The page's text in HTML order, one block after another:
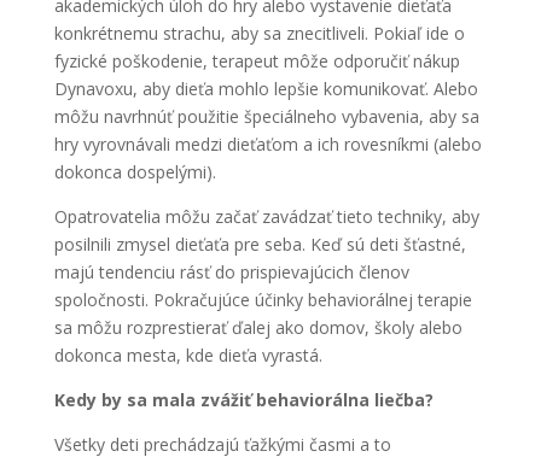
akademických úloh do hry alebo vystavenie dieťaťa
konkrétnemu strachu, aby sa znecitliveli. Pokiaľ ide o
fyzické poškodenie, terapeut môže odporučiť nákup
Dynavoxu, aby dieťa mohlo lepšie komunikovať. Alebo
môžu navrhnúť použitie špeciálneho vybavenia, aby sa
hry vyrovnávali medzi dieťaťom a ich rovesníkmi (alebo
dokonca dospelými).
Opatrovatelia môžu začať zavádzať tieto techniky, aby
posilnili zmysel dieťaťa pre seba. Keď sú deti šťastné,
majú tendenciu rásť do prispievajúcich členov
spoločnosti. Pokračujúce účinky behaviorálnej terapie
sa môžu rozprestierať ďalej ako domov, školy alebo
dokonca mesta, kde dieťa vyrastá.
Kedy by sa mala zvážiť behaviorálna liečba?
Všetky deti prechádzajú ťažkými časmi a to